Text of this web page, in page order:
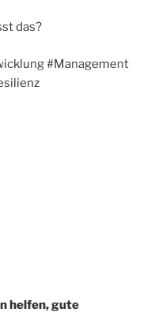
das?
#Management
helfen, gute